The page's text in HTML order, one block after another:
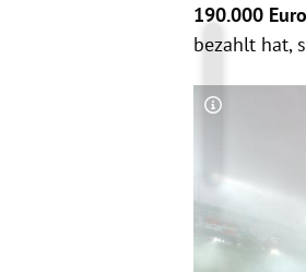
190.000
bezahlt hat,
Copyright-